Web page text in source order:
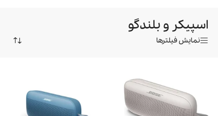
اسپیکر و بلندگو
نمایش فیلترها